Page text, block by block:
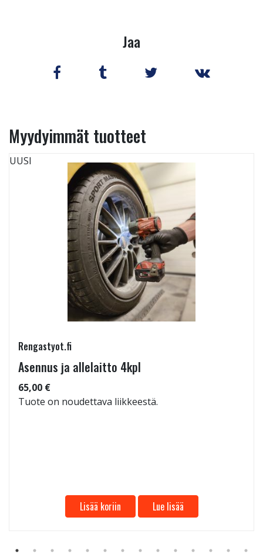
Jaa
Myydyimmät tuotteet
UUSI
Rengastyot.fi
Asennus ja allelaitto 4kpl
65,00 €
Tuote on noudettava liikkeestä.
Lisää koriin Lue lisää